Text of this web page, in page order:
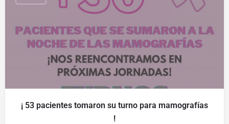
¡ 53 pacientes tomaron su turno para mamografías
!